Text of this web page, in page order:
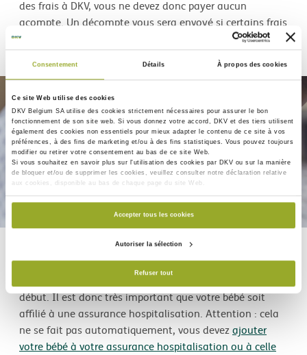
Consentement Détails À propos des cookies
Ce site Web utilise des cookies
DKV Belgium SA utilise des cookies strictement nécessaires pour assurer le bon
fonctionnement de son site web. Si vous donnez votre accord, DKV et des tiers utilisent
également descookies non essentiels pour mieux adapter le contenu de ce site à vos
préférences, à des fins de marketing et/ou à des fins statistiques. Vous pouvez toujours
modifier ou retirer votre consentement au bas de ce site Web.
Si vous souhaitez en savoir plus sur l'utilisation des cookies par DKV ou sur la manière
de bloquer et/ou de supprimer les cookies, veuillez consulter notre déclaration relative
aux cookies, disponible au bas de chaque page du site Web.
Accepter tous les cookies
Autoriser la sélection
Refuser tout
des frais à DKV, vous ne devez donc payer aucun
acompte. Un décompte vous sera envoyé si certains frais
encourus n'étaient pas couverts.
bébé sur mon contrat ?
début. Il est donc très important que votre bébé soit
affilié à une assurance hospitalisation. Attention : cela
ne se fait pas automatiquement, vous devezajouter
votre bébé à votre assurance hospitalisation ou à celle